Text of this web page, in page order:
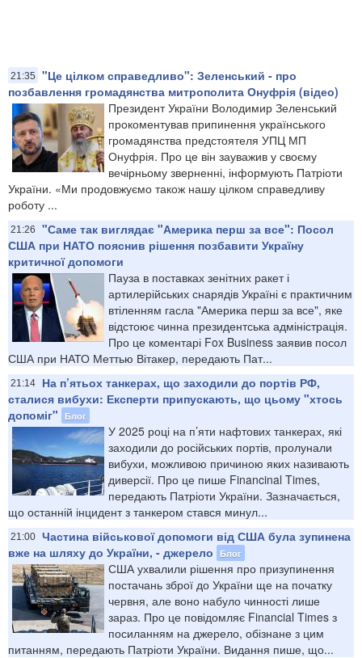
21:35
"Це цілком справедливо": Зеленський - про
позбавлення громадянства митрополита Онуфрія (відео)
Президент України Володимир Зеленський
прокоментував припинення українського
громадянства предстоятеля УПЦ МП
Онуфрія. Про це він зауважив у своєму
вечірньому зверненні, інформують Патріоти
України. «Ми продовжуємо також нашу цілком справедливу
роботу ...
21:26
"Саме так виглядає "Америка перш за все": Посол
США при НАТО пояснив рішення позбавити Україну
критичної допомоги
Пауза в поставках зенітних ракет і
артилерійських снарядів Україні є практичним
втіленням гасла "Америка перш за все", яке
відстоює чинна президентська адміністрація.
Про це коментарі Fox Business заявив посол
США при НАТО Меттью Вітакер, передають Пат...
21:14
На п’ятьох танкерах, що заходили до портів РФ,
сталися вибухи: Експерти припускають, що цьому "хтось
допоміг"
Блог
У 2025 році на п’яти нафтових танкерах, які
заходили до російських портів, пролунали
вибухи, можливою причиною яких називають
диверсії. Про це пише Financinal Times,
передають Патріоти України. Зазначається,
що останній інцидент з танкером стався минул...
21:00 Частина військової допомоги від США була зупинена
вже на шляху до України, - джерело
Блог
США ухвалили рішення про призупинення
постачань зброї до України ще на початку
червня, але воно набуло чинності лише
зараз. Про це повідомляє Financial Times з
посиланням на джерело, обізнане з цим
питанням, передають Патріоти України. Видання пише, що...